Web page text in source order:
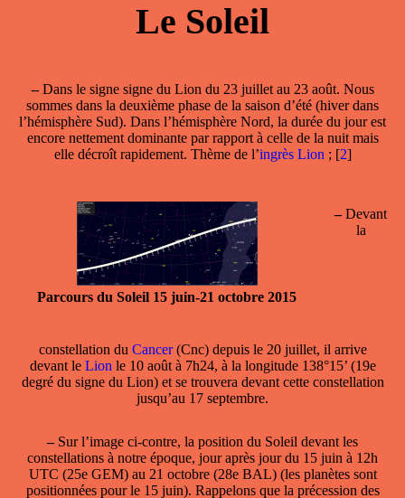
Le Soleil
–Dans le signesigne du Lion du 23 juillet au 23 août. Nous
sommes dans la deuxième phase de la saison d’été (hiver dans
l’hémisphère Sud). Dans l’hémisphère Nord, la durée du jour est
encore nettement dominante par rapport à celle de la nuit mais
elle décroît rapidement. Thème de l’ingrès Lion ; [2]
Parcours du Soleil 15 juin-21 octobre 2015
–Devant
la
constellation du Cancer(Cnc) depuis le 20 juillet, il arrive
devant le Lion le 10 août à 7h24, à la longitude 138°15’ (19e
degré du signe du Lion) et se trouvera devant cette constellation
jusqu’au 17 septembre.
–Sur l’image ci-contre, la position du Soleil devant les
constellations à notre époque, jour après jour du 15 juin à 12h
UTC (25e GEM) au 21 octobre (28e BAL) (les planètes sont
positionnées pour le 15 juin). Rappelons que la précession des